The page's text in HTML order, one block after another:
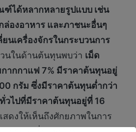
ได้หลากหลายรูปแบบ เช่น
ล่องอาหาร และภาชนะอื่นๆ
นเครื่องจักรในกระบวนการ
นในด้านต้นทุนพบว่า เม็ด
ากกาแฟ 7% มีราคาต้นทุนอยู่
กรัม ซึ่งมีราคาต้นทุนต่ำกว่า
วไปที่มีราคาต้นทุนอยู่ที่ 16
สดงให้เห็นถึงศักยภาพในการ